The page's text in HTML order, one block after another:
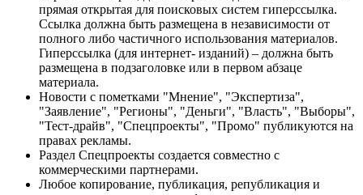
прямая открытая для поисковых систем гиперссылка.
Ссылка должна быть размещена в независимости от
полного либо частичного использования материалов.
Гиперссылка (для интернет- изданий) – должна быть
размещена в подзаголовке или в первом абзаце
материала.
Новости с пометками "Мнение", "Экспертиза",
"Заявление", "Регионы", "Деньги", "Власть", "Выборы",
"Тест-драйв", "Спецпроекты", "Промо" публикуются на
правах рекламы.
Раздел Спецпроекты создается совместно с
коммерческими партнерами.
Любое копирование, публикация, републикация и